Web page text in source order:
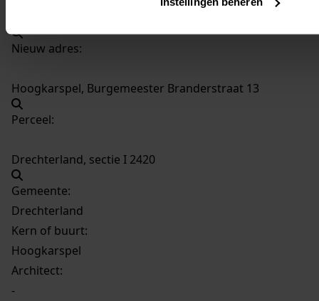
Nieuw adres:
Hoogkarspel, Burgemeester Branderstraat 13
Perceel:
Drechterland, sectie I 2420
Gemeente:
Drechterland
Kern of buurt:
Hoogkarspel
Architect:
-